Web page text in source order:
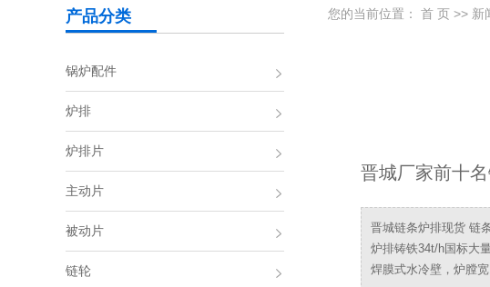
产品分类
锅炉配件
炉排
炉排片
主动片
被动片
链轮
您的当前位置： 首 页 >> 新
晋城厂家前十
晋城链条炉排现货 链
炉排铸铁34t/h国标大
焊膜式水冷壁，炉膛